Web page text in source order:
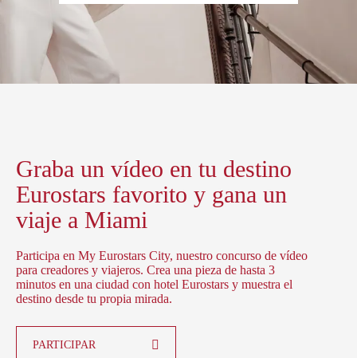
Graba un vídeo en tu destino
Eurostars favorito y gana un
viaje a Miami
Participa en My Eurostars City, nuestro concurso de vídeo
para creadores y viajeros. Crea una pieza de hasta 3
minutos en una ciudad con hotel Eurostars y muestra el
destino desde tu propia mirada.
PARTICIPAR